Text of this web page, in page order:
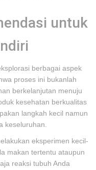
untuk
berbagai aspek
proses ini bukanlah
berkelanjutan menuju
kesehatan berkualitas
langkah kecil namun
keseluruhan.
eksperimen kecil-
makan tertentu ataupun
reaksi tubuh Anda